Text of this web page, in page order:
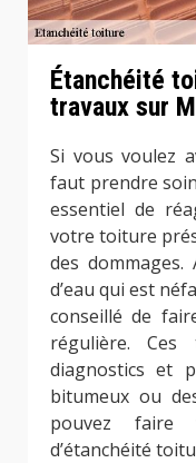
Étanchéité
travaux sur
Si vous voulez
faut prendre
essentiel de
votre toiture
des
d’eau qui est
conseillé de
régulière. Ces
diagnostics et
bitumeux ou
pouvez faire
d’étanchéité